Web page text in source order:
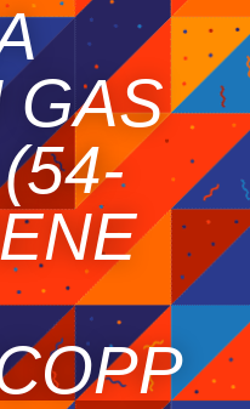
GAS